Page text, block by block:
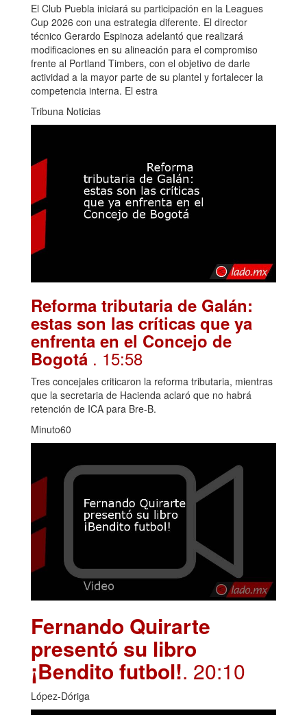
El Club Puebla iniciará su participación en la Leagues
Cup 2026 con una estrategia diferente. El director
técnico Gerardo Espinoza adelantó que realizará
modificaciones en su alineación para el compromiso
frente al Portland Timbers, con el objetivo de darle
actividad a la mayor parte de su plantel y fortalecer la
competencia interna. El estra
Tribuna Noticias
Reforma tributaria de Galán:
estas son las críticas que ya
enfrenta en el Concejo de
Bogotá . 15:58
Tres concejales criticaron la reforma tributaria, mientras
que la secretaria de Hacienda aclaró que no habrá
retención de ICA para Bre-B.
Minuto60
Fernando Quirarte
presentó su libro
¡Bendito futbol!. 20:10
López-Dóriga